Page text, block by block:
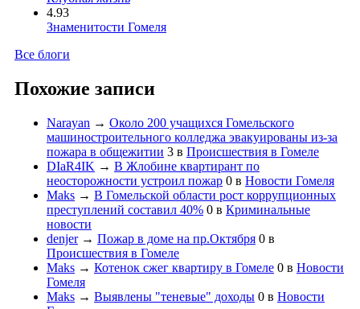
4.93
Знаменитости Гомеля
Все блоги
Похожие записи
Narayan → Около 200 учащихся Гомельского
машиностроительного колледжа эвакуированы из-за
пожара в общежитии 3 в Происшествия в Гомеле
DIaR4IK → В Жлобине квартирант по
неосторожности устроил пожар 0 в Новости Гомеля
Maks → В Гомельской области рост коррупционных
преступлений составил 40% 0 в Криминальные
новости
denjer→ Пожар в доме на пр.Октября 0 в
Происшествия в Гомеле
Maks → Котенок сжег квартиру в Гомеле 0 в Новости
Гомеля
Maks → Выявлены "теневые" доходы 0 в Новости